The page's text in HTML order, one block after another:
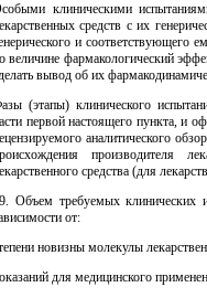
клиническими
средств с их
и соответствующего
величине фармакологический
вывод об их
(этапы) клинического
первой настоящего пункта, и
аналитического
производителя
средства (для
Объем требуемых клинических
от:
новизны молекулы
для медицинского